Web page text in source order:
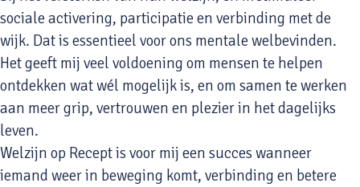
sociale activering, participatie en verbinding met de
wijk. Dat is essentieel voor ons mentale welbevinden.
Het geeft mij veel voldoening om mensen te helpen
ontdekken wat wél mogelijk is, en om samen te werken
aan meer grip, vertrouwen en plezier in het dagelijks
leven.
Welzijn op Recept is voor mij een succes wanneer
iemand weer in beweging komt, verbinding en betere